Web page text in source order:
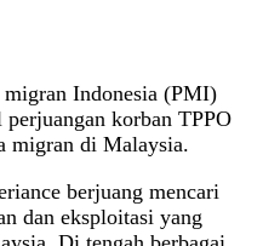
Indonesia (PMI)
korban TPPO
migran di Malaysia.
berjuang mencari
dan eksploitasi yang